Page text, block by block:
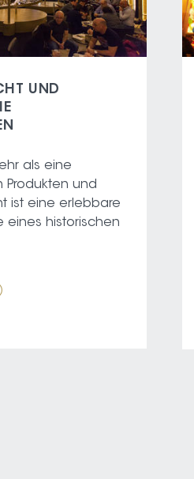
UND
als eine
Produkten und
ist eine erlebbare
eines historischen